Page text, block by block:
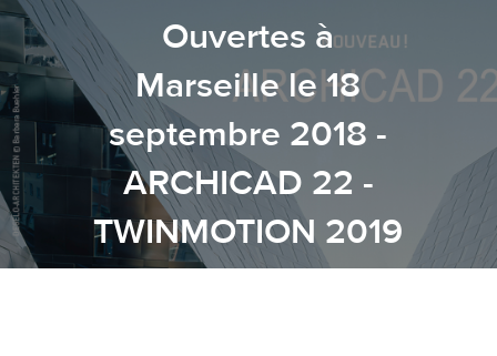
Ouvertes à
Marseille le 18
septembre 2018 -
ARCHICAD 22 -
TWINMOTION 2019
- BIMoffice 5